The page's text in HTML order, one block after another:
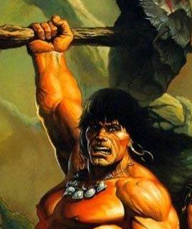
BREAKING NEWS ///